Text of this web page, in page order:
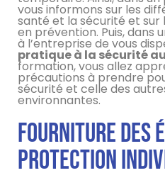
vous informons sur les
santé et la sécurité et sur
en prévention. Puis, dans
à l’entreprise de vous
pratique à la sécurité
formation, vous allez
précautions à prendre
sécurité et celle des
environnantes.
Fourniture des
protection